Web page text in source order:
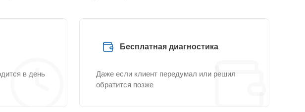
в день
Бесплатная диагностика
Даже если клиент передумал или решил
обратится позже